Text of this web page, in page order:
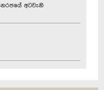
අටවැනි